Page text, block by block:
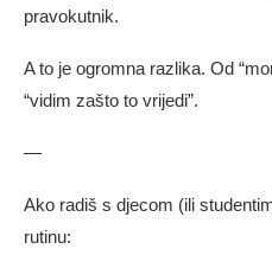
pravokutnik.
A to je ogromna razlika. Od
“vidim zašto to vrijedi”.
—
Ako radiš s djecom (ili
rutinu: